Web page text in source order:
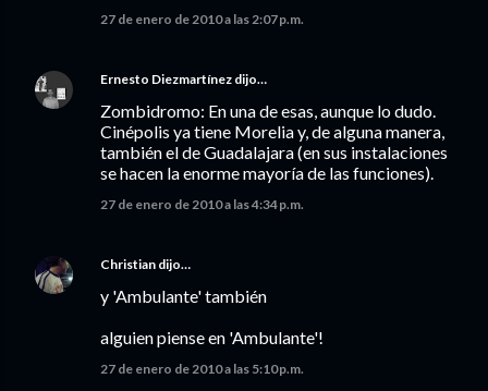
27 de enero de 2010 a las 2:07 p.m.
Ernesto Diezmartínez dijo…
Zombidromo: En una de esas, aunque lo dudo.
Cinépolis ya tiene Morelia y, de alguna manera,
también el de Guadalajara (en sus instalaciones
se hacen la enorme mayoría de las funciones).
27 de enero de 2010 a las 4:34 p.m.
Christian dijo…
y 'Ambulante' también
alguien piense en 'Ambulante'!
27 de enero de 2010 a las 5:10 p.m.